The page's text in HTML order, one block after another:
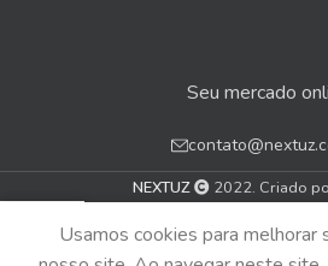
Seu mercado
NEXTUZ 2022. Criado
Usamos cookies para melhorar